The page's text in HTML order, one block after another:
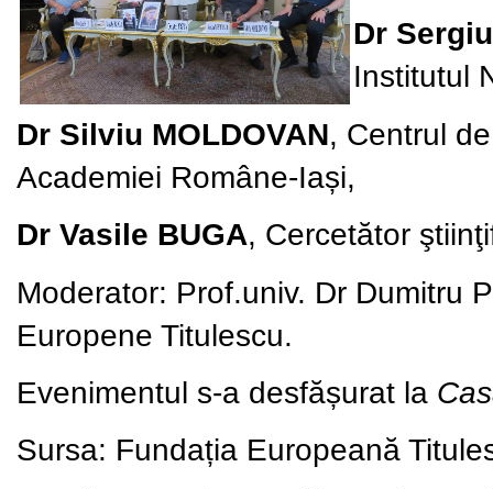
Dr
Institutul
Dr Silviu MOLDOVAN, Centrul
Academiei Române-Iași,
Dr Vasile BUGA, Cercetător
Moderator: Prof.univ. Dr Dumitru
Europene Titulescu.
Evenimentul s-a desfășurat la
Sursa: Fundația Europeană